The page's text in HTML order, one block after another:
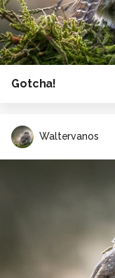
Gotcha!
Waltervanos